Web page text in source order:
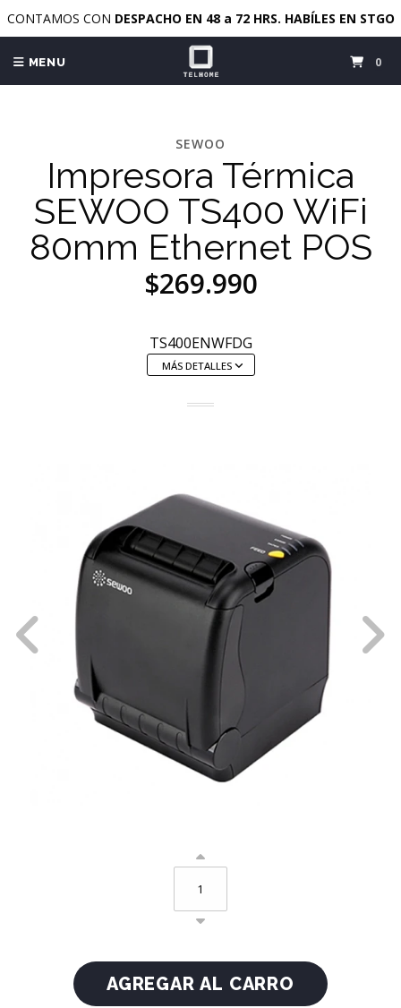
CONTAMOS CON DESPACHO EN 48 a 72 HRS. HABÍLES EN STGO
MENU 0
SEWOO
Impresora Térmica
SEWOO TS400 WiFi
80mm Ethernet POS
$269.990
TS400ENWFDG
MÁS DETALLES